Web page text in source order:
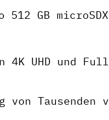
GB
4K UHD und
von Tausenden